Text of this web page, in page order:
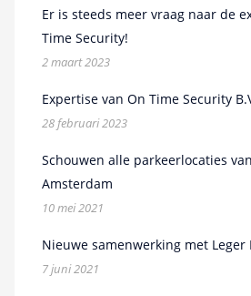
Er is steeds meer vraag naar de
Time Security!
2 maart 2023
Expertise van On Time Security
28 februari 2023
Schouwen alle parkeerlocaties
Amsterdam
10 mei 2021
Nieuwe samenwerking met Leger
7 juni 2021